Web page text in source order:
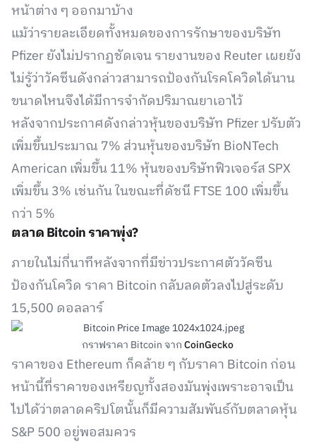
หน้าต่าง ๆ ออกมาบ้าง
แม้ว่ารายละเอียดทั้งหมดของการรักษาของบริษัท
Pfizer ยังไม่ปรากฏชัดเจน รายงานของ Reuter เผยยัง
ไม่รู้ว่าวัคซีนดังกล่าวสามารถป้องกันโรคโควิดได้นาน
ขนาดไหนจึงได้มีการจำกัดปริมาณยาเอาไว้
หลังจากประกาศดังกล่าวหุ้นของบริษัท Pfizer ปรับตัว
เพิ่มขึ้นประมาณ 7% ส่วนหุ้นของบริษัท BioNTech
American เพิ่มขึ้น 11% หุ้นของบริษัทฟิวเจอร์ส SPX
เพิ่มขึ้น 3% เช่นกัน ในขณะที่ดัชนี FTSE 100 เพิ่มขึ้น
กว่า 5%
ตลาด Bitcoin ราคาพุ่ง?
ภายในไม่กี่นาทีหลังจากที่มีข่าวประกาศตัววัคซีน
ป้องกันโควิด ราคา Bitcoin กลับลดตัวลงไปสู่ระดับ
15,500 ดอลลาร์
กราฟราคา Bitcoin จากCoinGecko
ราคาของ Ethereum ก็คล้าย ๆ กับราคา Bitcoin ก่อน
หน้านี้ที่ราคาของเหรียญทั้งสองมันพุ่งเพราะอาจเป็น
ไปได้ว่าตลาดคริปโตนั้นก็มีความสัมพันธ์กับตลาดหุ้น
S&P 500 อยู่พอสมควร